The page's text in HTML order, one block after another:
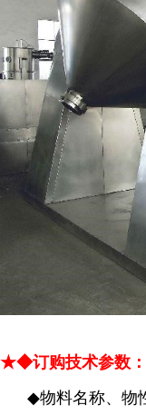
★◆订购技术参数：
◆物料名称、物